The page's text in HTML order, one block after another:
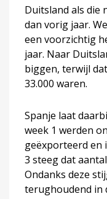
Duitsland als die
dan vorig jaar.
een voorzichtig
jaar. Naar
biggen, terwijl
33.000 waren.
Spanje laat
week 1 werden
geëxporteerd en
3 steeg dat
Ondanks deze
terughoudend in